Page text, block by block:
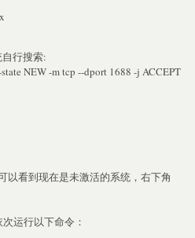
行搜索:
NEW -m tcp --dport 1688 -j ACCEPT
以看到现在是未激活的系统，右下角
运行以下命令：